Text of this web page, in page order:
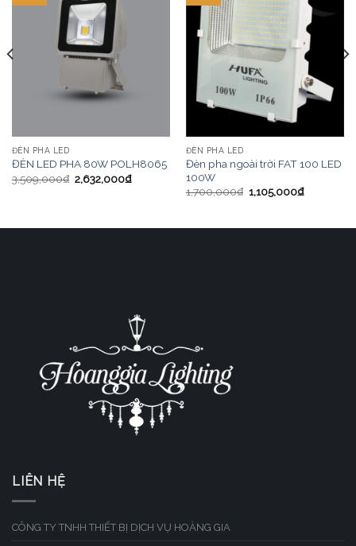
ĐÈN PHA LED
ĐÈN LED PHA 80W POLH8065
3,509,000₫ 2,632,000₫
ĐÈN PHA LED
Đèn pha ngoài trời FAT 100 LED
100W
1,700,000₫ 1,105,000₫
LIÊN HỆ
CÔNG TY TNHH THIẾT BỊ DỊCH VỤ HOÀNG GIA